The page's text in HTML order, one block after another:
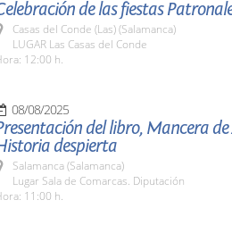
de las fiestas
Casas del Conde (Las) (Salamanca)
LUGAR Las Casas del Conde
12:00 h.
08/08/2025
del libro, Mancera
despierta
Salamanca (Salamanca)
Lugar Sala de Comarcas. Diputación
11:00 h.